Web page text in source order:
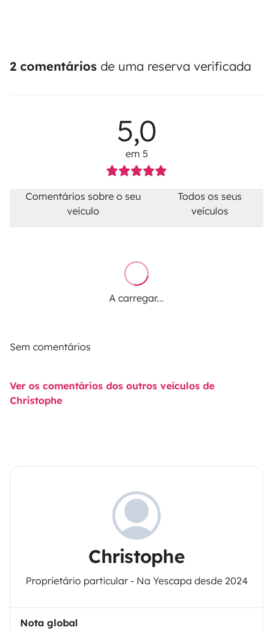
2 comentários de uma reserva verificada
5,0
em 5
Comentários sobre o seu
veículo
Todos os seus
veículos
A carregar...
Sem comentários
Ver os comentários dos outros veículos de
Christophe
Christophe
Proprietário particular - Na Yescapa desde 2024
Nota global